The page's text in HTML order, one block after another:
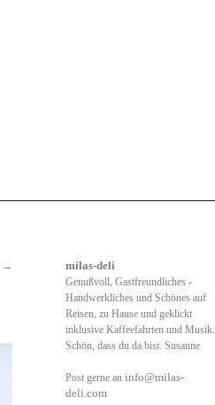
→
milas-deli
Genußvoll, Gastfreundliches -
Handwerkliches und Schönes auf
Reisen, zu Hause und geklickt
inklusive Kaffeefahrten und Musik.
Schön, dass du da bist. Susanne
Post gerne an info@milas-
deli.com